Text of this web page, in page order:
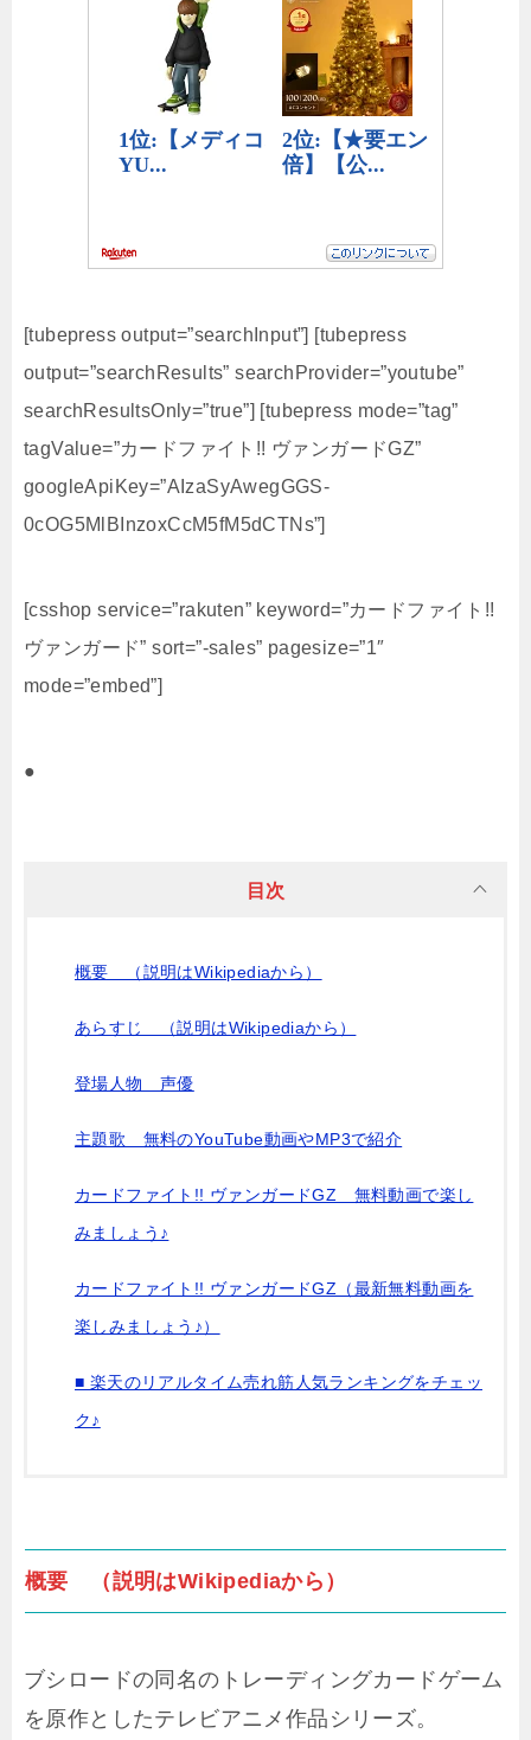
[tubepress output=”searchInput”] [tubepress
output=”searchResults” searchProvider=”youtube”
searchResultsOnly=”true”] [tubepress mode=”tag”
tagValue=”カードファイト!! ヴァンガードGZ”
googleApiKey=”AIzaSyAwegGGS-
0cOG5MlBInzoxCcM5fM5dCTNs”]
[csshop service=”rakuten” keyword=”カードファイト!!
ヴァンガード” sort=”-sales” pagesize=”1″
mode=”embed”]
●
目次
概要 （説明はWikipediaから）
あらすじ （説明はWikipediaから）
登場人物 声優
主題歌 無料のYouTube動画やMP3で紹介
カードファイト!! ヴァンガードGZ 無料動画で楽し
みましょう♪
カードファイト!! ヴァンガードGZ（最新無料動画を
楽しみましょう♪）
■ 楽天のリアルタイム売れ筋人気ランキングをチェッ
ク♪
概要 （説明はWikipediaから）
ブシロードの同名のトレーディングカードゲーム
を原作としたテレビアニメ作品シリーズ。